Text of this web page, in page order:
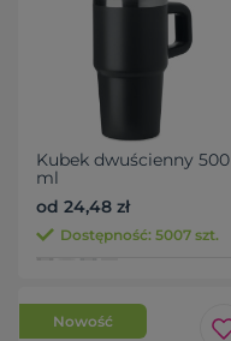
Kubek dwuścienny 500
ml
od 24,48 zł
Dostępność: 5007 szt.
Nowość